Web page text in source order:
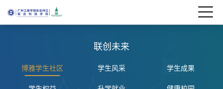
联创未来
博雅学生社区 学生风采 学生成果